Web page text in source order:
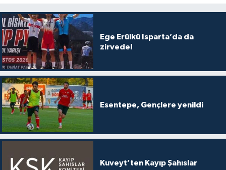
Ege Erülkü Isparta’da da
zirvede!
Esentepe, Gençlere yenildi
Kuveyt’ten Kayıp Şahıslar